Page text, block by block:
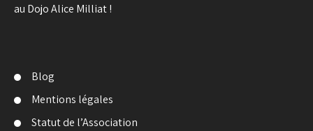
au Dojo Alice Milliat !
Blog
Mentions légales
Statut de l’Association